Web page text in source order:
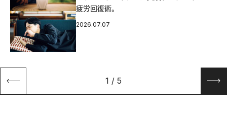
疲労回復術。
2026.07.07
1 / 5